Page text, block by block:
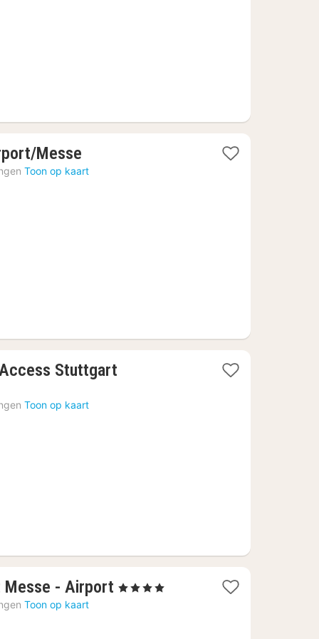
Messe
nacht
Toon op kaart
Stuttgart
Toon op kaart
- Airport 1
, 4 Sterren
Toon op kaart